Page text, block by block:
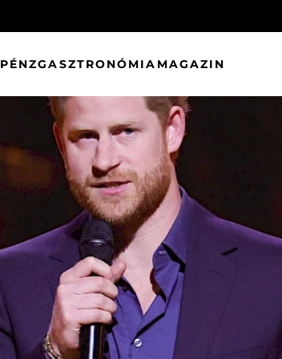
PÉNZGASZTRONÓMIA MAGAZIN